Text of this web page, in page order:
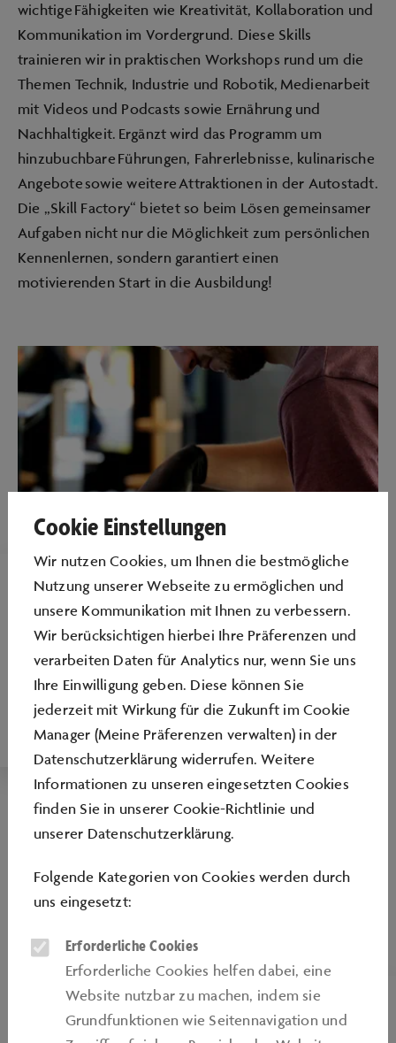
wichtige Fähigkeiten wie Kreativität, Kollaboration und
Kommunikation im Vordergrund. Diese Skills
trainieren wir in praktischen Workshops rund um die
Themen Technik, Industrie und Robotik, Medienarbeit
mit Videos und Podcasts sowie Ernährung und
Nachhaltigkeit. Ergänzt wird das Programm um
hinzubuchbare Führungen, Fahrerlebnisse, kulinarische
Angebote sowie weitere Attraktionen in der Autostadt.
Die „Skill Factory“ bietet so beim Lösen gemeinsamer
Aufgaben nicht nur die Möglichkeit zum persönlichen
Kennenlernen, sondern garantiert einen
motivierenden Start in die Ausbildung!
SKILL FACTORY
WORKSHOPS
Spannende Einblicke in die Bereiche Technik,
Nachhaltigkeit und Verantwortung, Lernen,
Kreativität und Gesellschaft sowie Medien
SKILL FACTORY
Cookie Einstellungen
Wir nutzen Cookies, um Ihnen die bestmögliche
Nutzung unserer Webseite zu ermöglichen und
unsere Kommunikation mit Ihnen zu verbessern.
Wir berücksichtigen hierbei Ihre Präferenzen und
verarbeiten Daten für Analytics nur, wenn Sie uns
Ihre Einwilligung geben. Diese können Sie
jederzeit mit Wirkung für die Zukunft im Cookie
Manager (Meine Präferenzen verwalten) in der
Datenschutzerklärung widerrufen. Weitere
Informationen zu unseren eingesetzten Cookies
finden Sie in unserer Cookie-Richtlinie und
unserer Datenschutzerklärung.
Folgende Kategorien von Cookies werden durch
uns eingesetzt:
Erforderliche Cookies
Erforderliche Cookies helfen dabei, eine
Website nutzbar zu machen, indem sie
Grundfunktionen wie Seitennavigation und